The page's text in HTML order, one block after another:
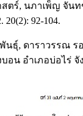
สตร์, นภาเพ็ญ จั
92-104.
นธุ์, ดาราวรรณ
อำเภอบ่อไร่ จัง